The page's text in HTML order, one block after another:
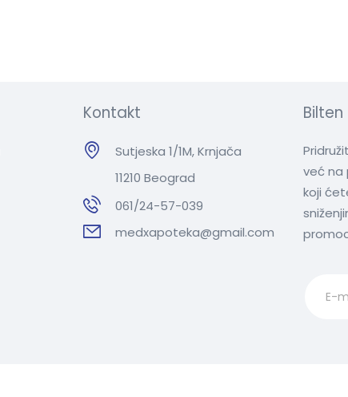
Kontakt
Sutjeska 1/1M, Krnjača
11210 Beograd
061/24-57-039
medxapoteka@gmail.com
Bilten
već na
koji